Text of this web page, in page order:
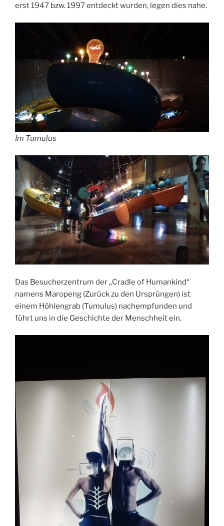
erst 1947 bzw. 1997 entdeckt wurden, legen dies nahe.
Im Tumulus
Das Besucherzentrum der „Cradle of Humankind“
namens Maropeng (Zurück zu den Ursprüngen) ist
einem Höhlengrab (Tumulus) nachempfunden und
führt uns in die Geschichte der Menschheit ein.